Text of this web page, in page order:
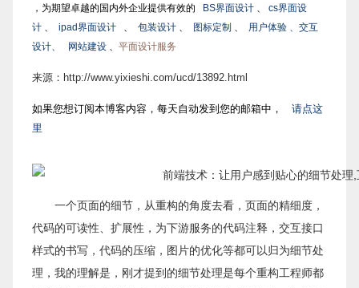
，为期望卓越的国内外企业提供有效的
BS界面设计 、 cs界面设
计 、 ipad界面设计 、 包装设计 、 图标定制 、 用户体验 、交互
设计、
网站建设 、 平面设计服务
来源：http://www.yixieshi.com/ucd/13892.html
如果您想订阅本博客内容，每天自动发到您的邮箱中，
请点这
里
一个页面的细节，从重构的角度去看，页面的精细度，
代码的可读性、扩展性，为下游服务的代码注释，交互接口
样式的书写，代码的压缩，图片的优化等都可以归为细节处
理，我的理解是，刚才提到的细节处理是每个重构工程师都